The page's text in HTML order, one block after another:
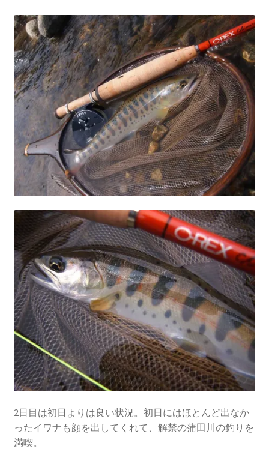
2日目は初日よりは良い状況。初日にはほとんど出なか
ったイワナも顔を出してくれて、解禁の蒲田川の釣りを
満喫。